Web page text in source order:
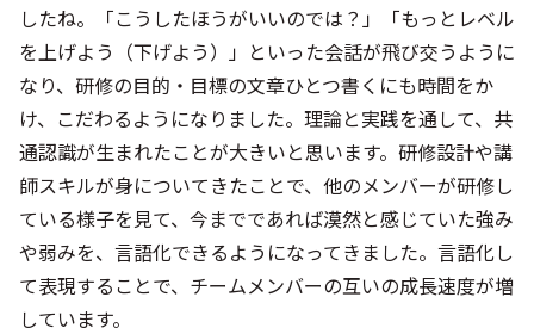
したね。「こうしたほうがいいのでは？」「もっとレベル
を上げよう（下げよう）」といった会話が飛び交うように
なり、研修の目的・目標の文章ひとつ書くにも時間をか
け、こだわるようになりました。理論と実践を通して、共
通認識が生まれたことが大きいと思います。研修設計や講
師スキルが身についてきたことで、他のメンバーが研修し
ている様子を見て、今までであれば漠然と感じていた強み
や弱みを、言語化できるようになってきました。言語化し
て表現することで、チームメンバーの互いの成長速度が増
しています。